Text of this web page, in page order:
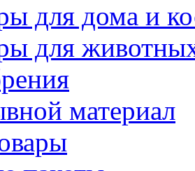
для дома и
для
материал